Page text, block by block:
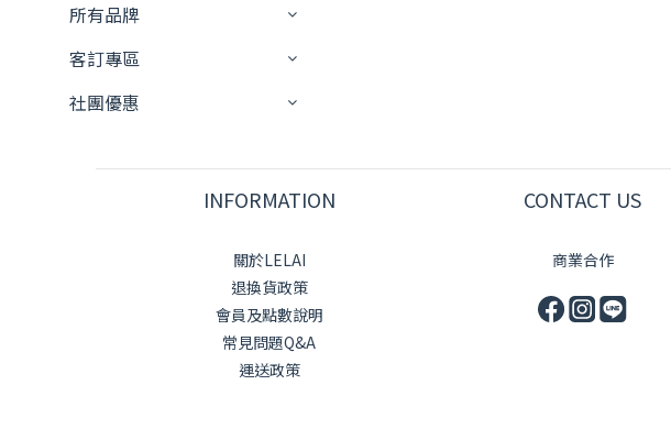
所有品牌
客訂專區
社團優惠
INFORMATION
關於LELAI
退換貨政策
會員及點數說明
常見問題Q&A
運送政策
CONTACT US
商業合作